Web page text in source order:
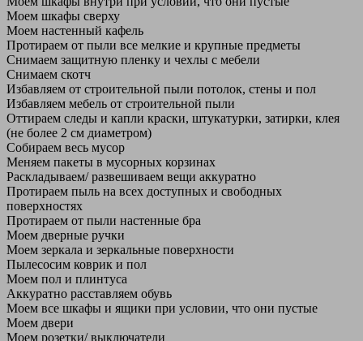
Моем шкафы сверху
Моем настенный кафель
Протираем от пыли все мелкие и крупные предметы
Снимаем защитную пленку и чехлы с мебели
Снимаем скотч
Избавляем от строительной пыли потолок, стены и пол
Избавляем мебель от строительной пыли
Оттираем следы и капли краски, штукатурки, затирки, клея
(не более 2 см диаметром)
Собираем весь мусор
Меняем пакеты в мусорных корзинах
Раскладываем/ развешиваем вещи аккуратно
Протираем пыль на всех доступных и свободных
поверхностях
Протираем от пыли настенные бра
Моем дверные ручки
Моем зеркала и зеркальные поверхности
Пылесосим коврик и пол
Моем пол и плинтуса
Аккуратно расставляем обувь
Моем все шкафы и ящики при условии, что они пустые
Моем двери
Моем розетки/ выключатели